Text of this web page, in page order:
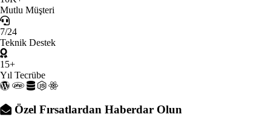
Mutlu Müşteri
7/24
Teknik Destek
15+
Yıl Tecrübe
Özel Fırsatlardan Haberdar Olun